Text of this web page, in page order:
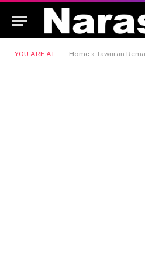
YOU ARE AT: Home » Tawuran